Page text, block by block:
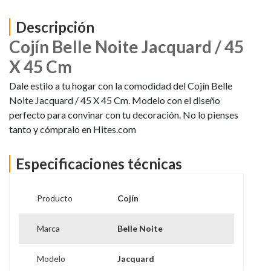
Descripción
Cojín Belle Noite Jacquard / 45
X 45 Cm
Dale estilo a tu hogar con la comodidad del Cojín Belle
Noite Jacquard / 45 X 45 Cm. Modelo con el diseño
perfecto para convinar con tu decoración. No lo pienses
tanto y cómpralo en Hites.com
Especificaciones técnicas
Producto Cojín
Marca Belle Noite
Modelo Jacquard